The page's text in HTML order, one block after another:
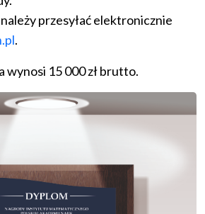
przesyłać elektronicznie
.
wynosi 15 000 zł brutto.